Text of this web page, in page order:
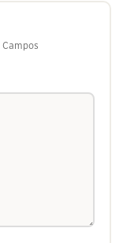
Campos